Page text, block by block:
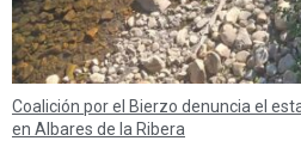
Coalición por el Bierzo denuncia el
en Albares de la Ribera